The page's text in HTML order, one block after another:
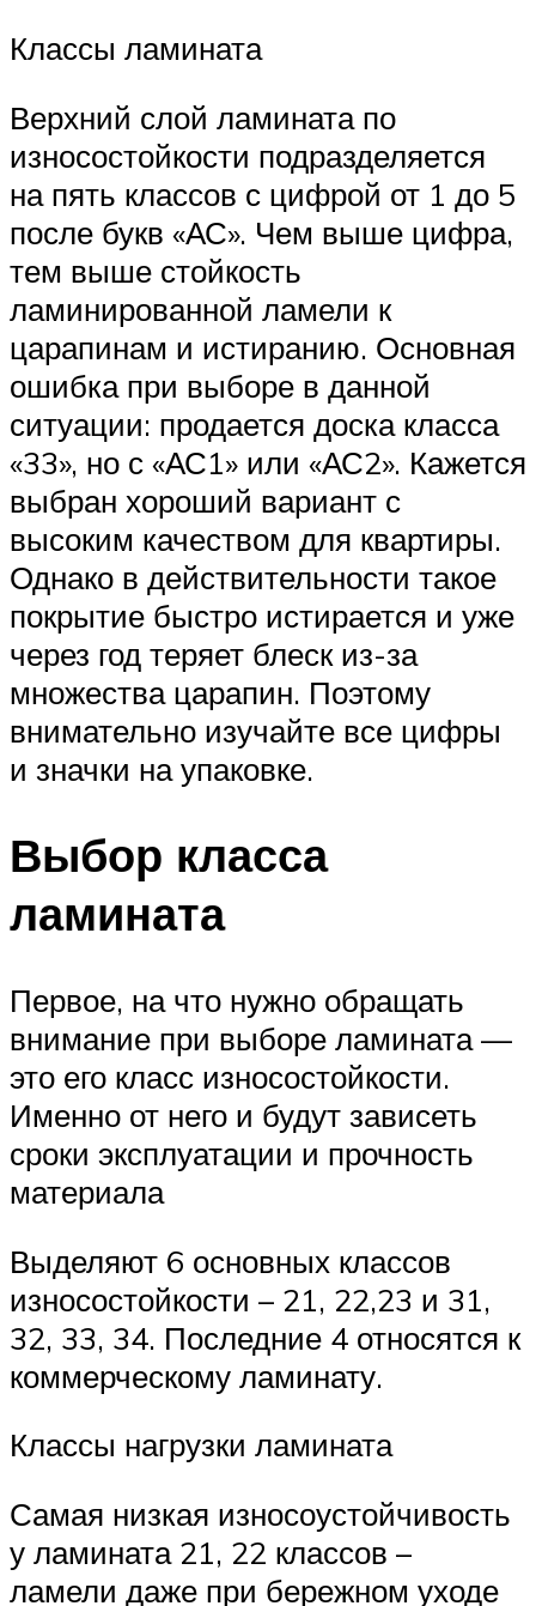
Классы ламината
Верхний слой ламината по
износостойкости подразделяется
на пять классов с цифрой от 1 до 5
после букв «АС». Чем выше цифра,
тем выше стойкость
ламинированной ламели к
царапинам и истиранию. Основная
ошибка при выборе в данной
ситуации: продается доска класса
«33», но с «АС1» или «АС2». Кажется
выбран хороший вариант с
высоким качеством для квартиры.
Однако в действительности такое
покрытие быстро истирается и уже
через год теряет блеск из-за
множества царапин. Поэтому
внимательно изучайте все цифры
и значки на упаковке.
Выбор класса
ламината
Первое, на что нужно обращать
внимание при выборе ламината —
это его класс износостойкости.
Именно от него и будут зависеть
сроки эксплуатации и прочность
материала
Выделяют 6 основных классов
износостойкости – 21, 22,23 и 31,
32, 33, 34. Последние 4 относятся к
коммерческому ламинату.
Классы нагрузки ламината
Самая низкая износоустойчивость
у ламината 21, 22 классов –
ламели даже при бережном уходе